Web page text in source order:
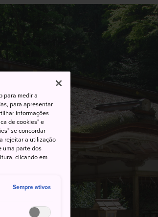
para medir a
para apresentar
informações
de cookies" e
se concordar
rejeitar a utilização
uma parte dos
clicando em
Sempre ativos